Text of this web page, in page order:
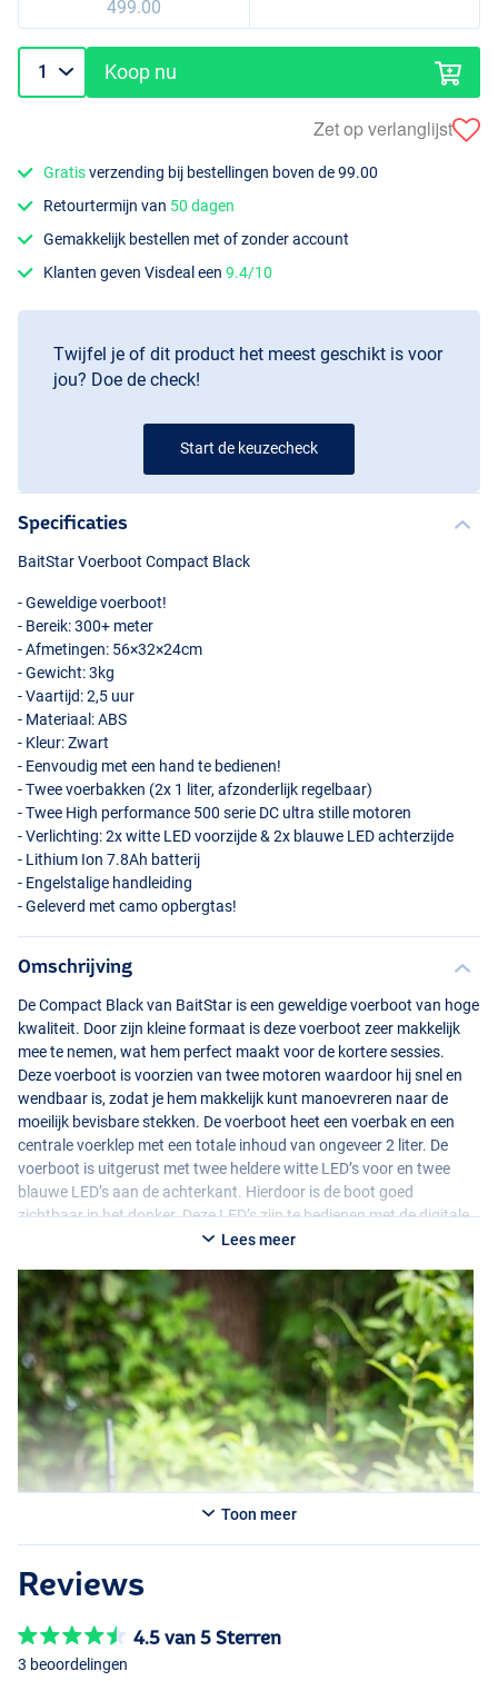
499.00
Koop nu
Zet op verlanglijst
Gratisverzending bij bestellingen boven de 99.00
Retourtermijn van 50 dagen
Gemakkelijk bestellen met of zonder account
Klanten geven Visdeal een9.4/10
Twijfel je of dit product het meest geschikt is voor
jou? Doe de check!
Start de keuzecheck
Specificaties
BaitStar Voerboot Compact Black
- Geweldige voerboot!
- Bereik: 300+ meter
- Afmetingen: 56×32×24cm
- Gewicht: 3kg
- Vaartijd: 2,5 uur
- Materiaal:ABS
- Kleur: Zwart
- Eenvoudig met een hand te bedienen!
- Twee voerbakken (2x 1 liter, afzonderlijk regelbaar)
- Twee High performance 500 serie DC ultra stille motoren
- Verlichting: 2x witte LEDvoorzijde & 2x blauwe LEDachterzijde
- Lithium Ion 7.8Ah batterij
- Engelstalige handleiding
- Geleverd met camo opbergtas!
Omschrijving
De Compact Black van BaitStar is een geweldige voerboot van hoge
kwaliteit. Door zijn kleine formaat is deze voerboot zeer makkelijk
mee te nemen, wat hem perfect maakt voor de kortere sessies.
Deze voerboot is voorzien van twee motoren waardoor hij snel en
wendbaar is, zodat je hem makkelijk kunt manoevreren naar de
moeilijk bevisbare stekken. De voerboot heet een voerbak en een
centrale voerklep met een totale inhoud van ongeveer 2 liter. De
voerboot is uitgerust met twee heldere witte LED’s voor en twee
blauwe LED’s aan de achterkant. Hierdoor is de boot goed
zichtbaar in het donker. Deze LED’s zijn te bedienen met de digitale
handzender. Wordt compleet geleverd met lithium accu, acculader
Lees meer
Toon meer
Reviews
4.5 van 5 Sterren
3 beoordelingen